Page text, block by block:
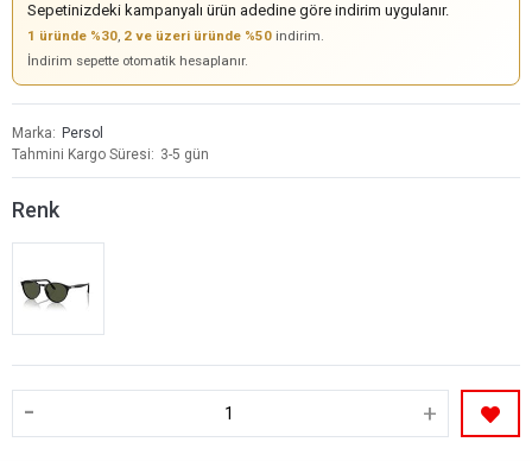
Sepetinizdeki kampanyalı ürün adedine göre indirim uygulanır.
1 üründe %30, 2 ve üzeri üründe %50 indirim.
İndirim sepette otomatik hesaplanır.
Marka
Persol
Tahmini Kargo Süresi
3-5 gün
Renk
- +